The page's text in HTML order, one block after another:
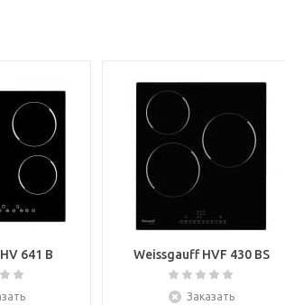
641 B Weissgauff HVF 430 BS
Заказать